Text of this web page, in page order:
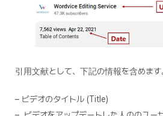
引用文献として、下記の情報を含めます
– ビデオのタイトル (Title)